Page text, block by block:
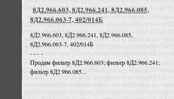
8Д2.966.603, 8Д2.966.241, 8Д2.966.085,
8Д2.966.063-7, 402/014Б
8Д2.966.603, 8Д2.966.241, 8Д2.966.085,
8Д2.966.063-7, 402/014Б
- - - -
Продам фильтр 8Д2.966.603; фильтр 8Д2.966.241;
фильтр 8Д2.966.085...